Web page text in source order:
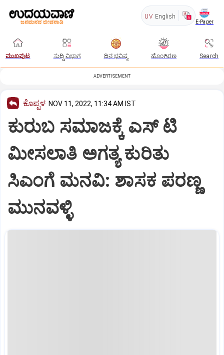
UV English
E-Paper
ಮುಖಪುಟ ಸುದ್ದಿ ವಿಭಾಗ ದಿನ ಭವಿಷ್ಯ ಹೊಂಗಿರಣ Search
ADVERTISEMENT
ಕೊಪ್ಪಳ NOV 11, 2022, 11:34 AM IST
ಕುರುಬ ಸಮಾಜಕ್ಕೆ ಎಸ್ ಟಿ
ಮೀಸಲಾತಿ ಅಗತ್ಯ ಕುರಿತು
ಸಿಎಂಗೆ ಮನವಿ: ಶಾಸಕ ಪರಣ್ಣ
ಮುನವಳ್ಳಿ